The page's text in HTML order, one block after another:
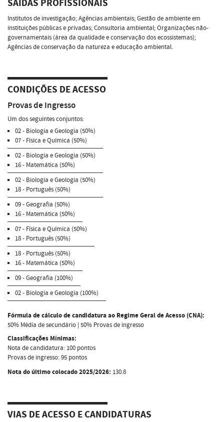
SAÍDAS PROFISSIONAIS
Institutos de investigação; Agências ambientais; Gestão de ambiente em
instituições públicas e privadas; Consultoria ambiental; Organizações não-
governamentais (área da qualidade e conservação dos ecossistemas);
Agências de conservação da natureza e educação ambiental.
CONDIÇÕES DE ACESSO
Provas de Ingresso
Um dos seguintes conjuntos:
02 - Biologia e Geologia (50%)
07 - Física e Química (50%)
02 - Biologia e Geologia (50%)
16 - Matemática (50%)
02 - Biologia e Geologia (50%)
18 - Português (50%)
09 - Geografia (50%)
16 - Matemática (50%)
07 - Física e Química (50%)
18 - Português (50%)
18 - Português (50%)
16 - Matemática (50%)
09 - Geografia (100%)
02 - Biologia e Geologia (100%)
Fórmula de cálculo de candidatura ao Regime Geral de Acesso (CNA):
50% Média de secundário | 50% Provas de ingresso
Classificações Mínimas:
Nota de candidatura: 100 pontos
Provas de ingresso: 95 pontos
Nota do último colocado 2025/2026: 130.8
VIAS DE ACESSO E CANDIDATURAS